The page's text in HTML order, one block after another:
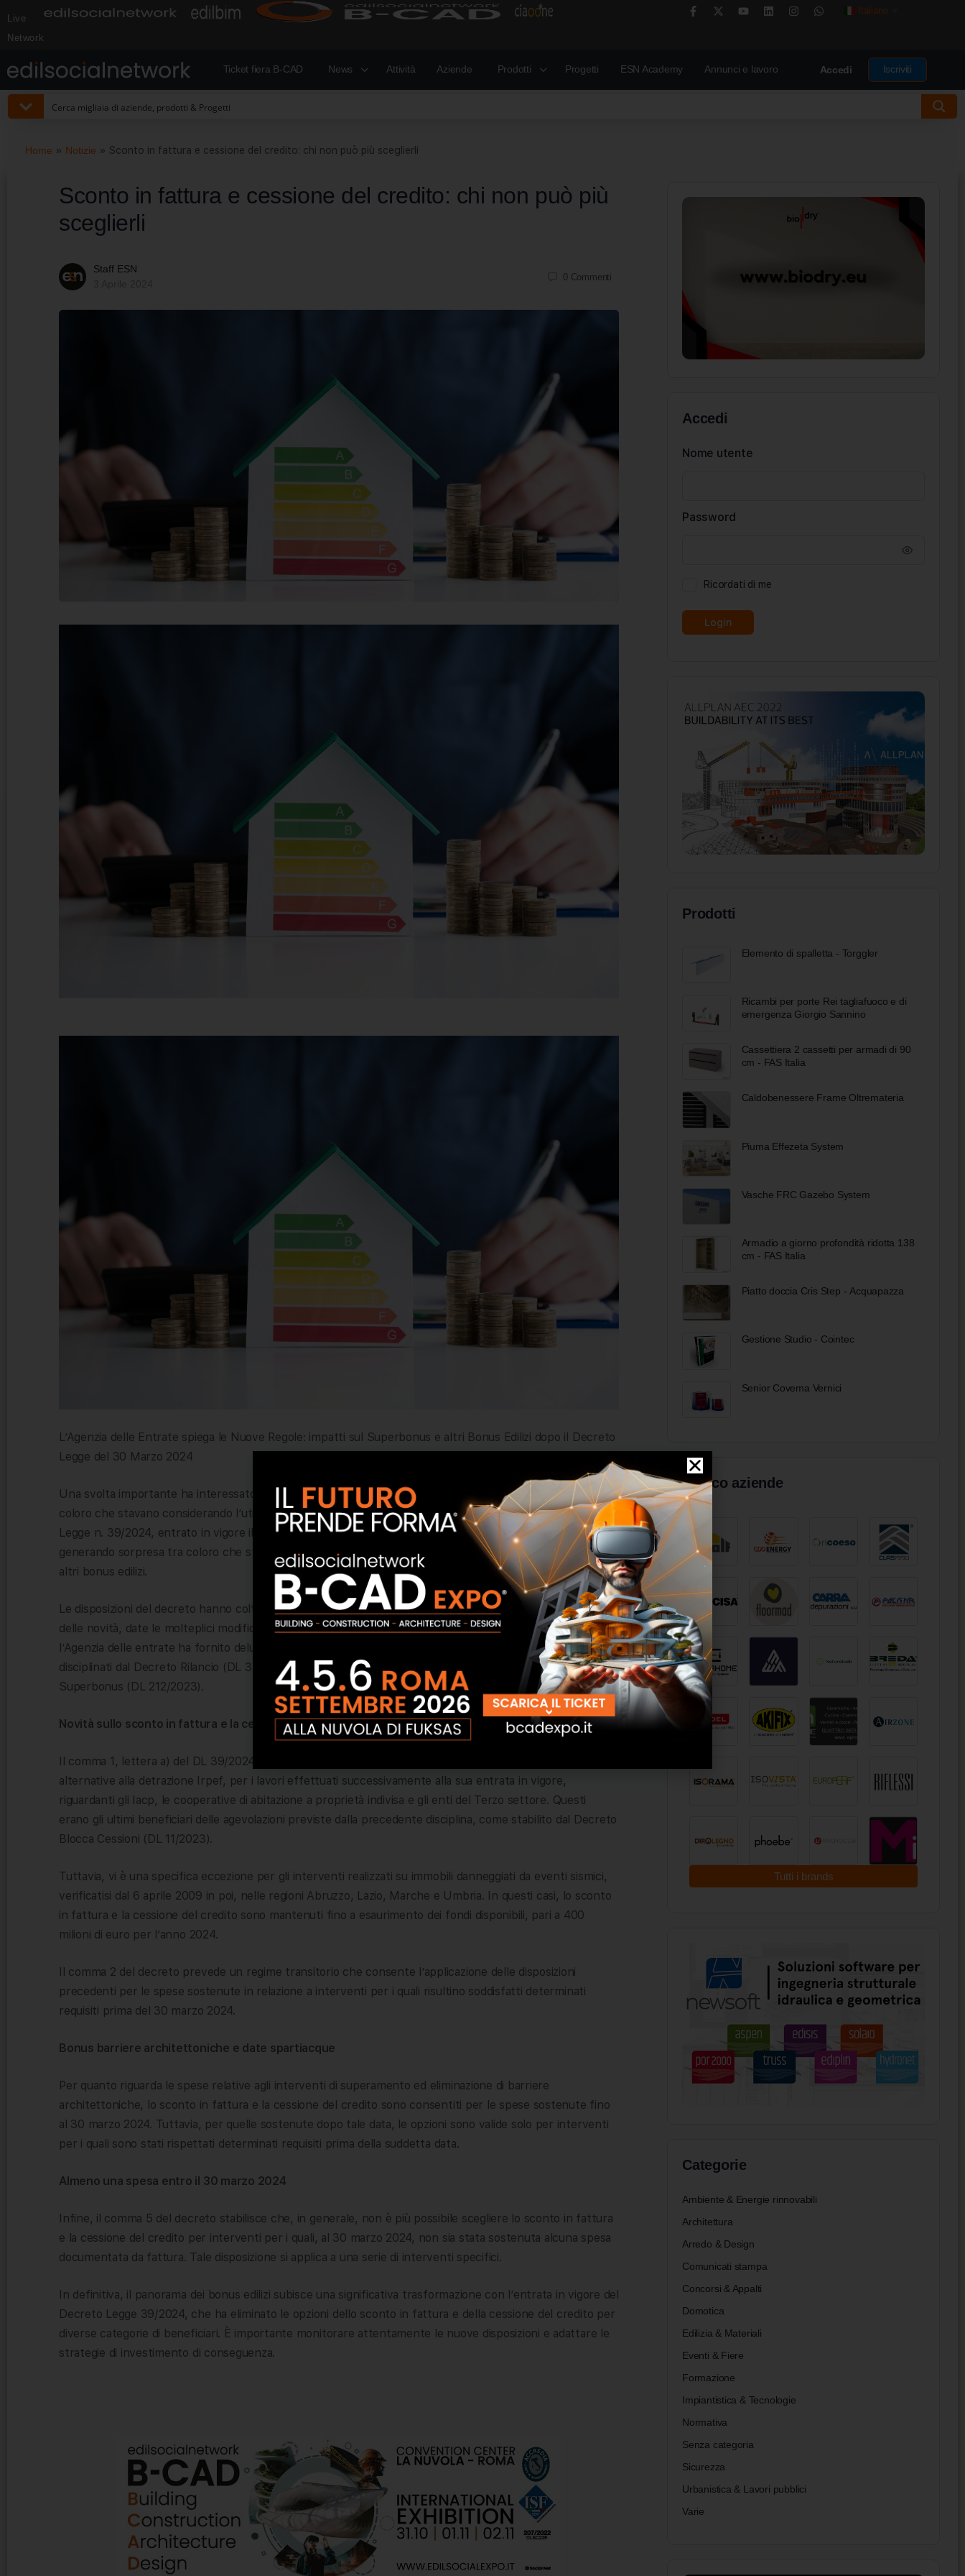
Live
Network
Italiano
Ticket fiera B-CAD News Attività Aziende Prodotti Progetti ESN Academy Annunci e lavoro Accedi Iscriviti
Home » Notizie » Sconto in fattura e cessione del credito: chi non può più sceglierli
Sconto in fattura e cessione del credito: chi non può più
sceglierli
Staff ESN
0 Commenti
L’Agenzia delle Entrate spiega le Nuove Regole: impatti sul Superbonus e altri Bonus Edilizi dopo il Decreto
Legge del 30 Marzo 2024
Una svolta importante ha interessato il panorama dei bonus edilizi in Italia, con impatti significativi per
coloro che stavano considerando l’utilizzo dello sconto in fattura e della cessione del credito. Il Decreto
Legge n. 39/2024, entrato in vigore il 30 marzo 2024, ha portato la cancellazione di queste opzioni,
generando sorpresa tra coloro che stavano valutando il superbonus, il bonus barriere architettoniche e
altri bonus edilizi.
Le disposizioni del decreto hanno colto di sorpresa molti attori del settore, complicando la comprensione
delle novità, date le molteplici modifiche apportate alle normative precedenti. Per chiarire il quadro,
l’Agenzia delle entrate ha fornito delucidazioni sulle conseguenze del DL 39/2024 per tutti i bonus edilizi
disciplinati dal Decreto Rilancio (DL 34/2020), con le ultime modifiche apportate dal Nuovo Decreto
Superbonus (DL 212/2023).
Novità sullo sconto in fattura e la cessione del credito
Il comma 1, lettera a) del DL 39/2024 ha abolito le opzioni di sconto in fattura e cessione del credito
alternative alla detrazione Irpef, per i lavori effettuati successivamente alla sua entrata in vigore,
riguardanti gli Iacp, le cooperative di abitazione a proprietà indivisa e gli enti del Terzo settore. Questi
erano gli ultimi beneficiari delle agevolazioni previste dalla precedente disciplina, come stabilito dal Decreto
Blocca Cessioni (DL 11/2023).
Tuttavia, vi è una specifica eccezione per gli interventi realizzati su immobili danneggiati da eventi sismici,
verificatisi dal 6 aprile 2009 in poi, nelle regioni Abruzzo, Lazio, Marche e Umbria. In questi casi, lo sconto
in fattura e la cessione del credito sono mantenuti fino a esaurimento dei fondi disponibili, pari a 400
milioni di euro per l’anno 2024.
Il comma 2 del decreto prevede un regime transitorio che consente l’applicazione delle disposizioni
precedenti per le spese sostenute in relazione a interventi per i quali risultino soddisfatti determinati
requisiti prima del 30 marzo 2024.
Bonus barriere architettoniche e date spartiacque
Per quanto riguarda le spese relative agli interventi di superamento ed eliminazione di barriere
architettoniche, lo sconto in fattura e la cessione del credito sono consentiti per le spese sostenute fino
al 30 marzo 2024. Tuttavia, per quelle sostenute dopo tale data, le opzioni sono valide solo per interventi
per i quali sono stati rispettati determinati requisiti prima della suddetta data.
Almeno una spesa entro il 30 marzo 2024
Infine, il comma 5 del decreto stabilisce che, in generale, non è più possibile scegliere lo sconto in fattura
e la cessione del credito per interventi per i quali, al 30 marzo 2024, non sia stata sostenuta alcuna spesa
documentata da fattura. Tale disposizione si applica a una serie di interventi specifici.
In definitiva, il panorama dei bonus edilizi subisce una significativa trasformazione con l’entrata in vigore del
Decreto Legge 39/2024, che ha eliminato le opzioni dello sconto in fattura e della cessione del credito per
diverse categorie di beneficiari. È importante monitorare attentamente le nuove disposizioni e adattare le
strategie di investimento di conseguenza.
Accedi
Nome utente
Password
Ricordati di me
Prodotti
Elemento di spalletta - Torggler
Ricambi per porte Rei tagliafuoco e di
emergenza Giorgio Sannino
Cassettiera 2 cassetti per armadi di 90
cm - FAS Italia
Caldobenessere Frame Oltremateria
Piuma Effezeta System
Vasche FRC Gazebo System
Armadio a giorno profondità ridotta 138
cm - FAS Italia
Piatto doccia Cris Step - Acquapazza
Gestione Studio - Cointec
Senior Covema Vernici
Elenco aziende
Tutti i brands
Categorie
Ambiente & Energie rinnovabili
Architettura
Arredo & Design
Comunicati stampa
Concorsi & Appalti
Domotica
Edilizia & Materiali
Eventi & Fiere
Formazione
Impiantistica & Tecnologie
Normativa
Senza categoria
Sicurezza
Urbanistica & Lavori pubblici
Varie